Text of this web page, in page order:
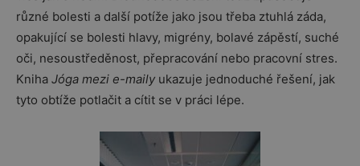
různé bolesti a další potíže jako jsou třeba ztuhlá záda,
opakující se bolesti hlavy, migrény, bolavé zápěstí, suché
oči, nesoustředěnost, přepracování nebo pracovní stres.
Kniha Jóga mezi e-maily ukazuje jednoduché řešení, jak
tyto obtíže potlačit a cítit se v práci lépe.